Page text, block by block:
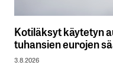
Kotiläksyt käytetyn
tuhansien eurojen
3.8.2026